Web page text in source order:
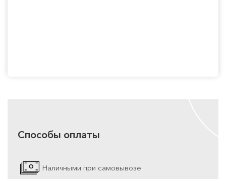
Способы оплаты
Наличными при самовывозе